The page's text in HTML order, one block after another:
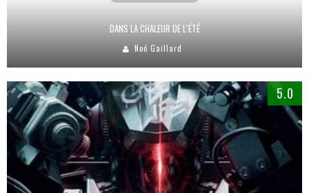
DANS LA CHALEUR DE L’ÉTÉ
Noé Gaillard
5.0